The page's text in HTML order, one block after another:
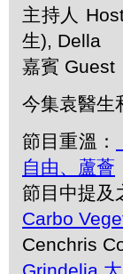
主持人
生), Della
嘉賓 Guest
今集袁醫生
節目重溫：
自由、蘆薈
節目中提及
Carbo
Cenchris